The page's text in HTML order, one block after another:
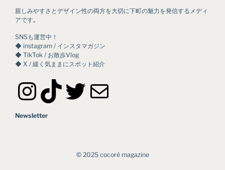
親しみやすさとデザイン性の両方を大切に下町の魅力を発信するメディ
アです｡
SNSも運営中！
◆ instagram / インスタマガジン
◆ TikTok / お散歩Vlog
◆ X / 緩く気ままにスポット紹介
InstagramTikTok Twitter メール
Newsletter
©︎ 2025 cocoré magazine